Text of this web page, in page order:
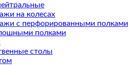
на колесах
с перфорированными полками
полками
столы